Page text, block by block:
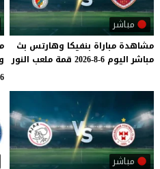
مباشر
مشاهدة مباراة بنفيكا وهارتس بث
مباشر اليوم 6-8-2026 قمة ملعب النور
مباشر